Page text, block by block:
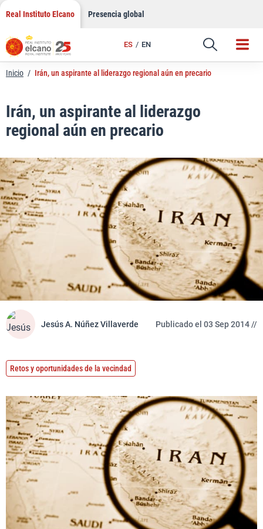
Saltar
contenido
Real Instituto Elcano Presencia global
ES EN
Enlace
Inicio / Irán, un aspirante al liderazgo regional aún en precario
Irán, un aspirante al liderazgo
regional aún en precario
Jesús A. Núñez Villaverde Publicado el 03 Sep 2014 //
Retos y oportunidades de la vecindad